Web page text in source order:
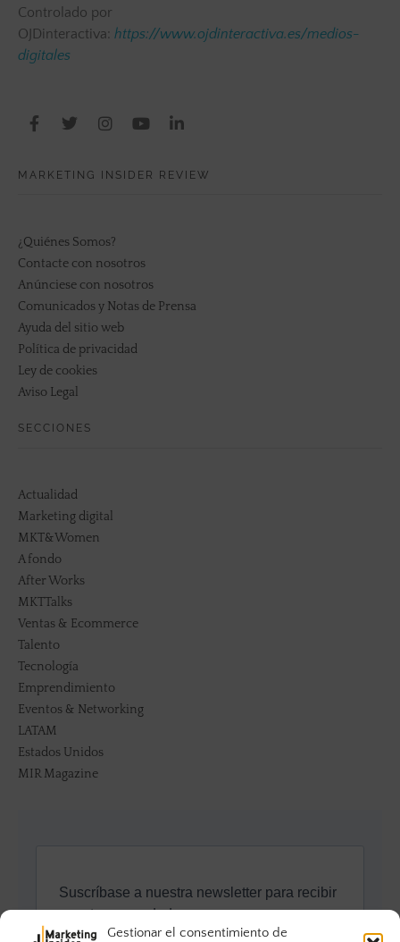
Gestionar el consentimiento de
Controlado por
OJDinteractiva: https://www.ojdinteractiva.es/medios-
digitales
MARKETING INSIDER REVIEW
¿Quiénes Somos?
Contacte con nosotros
Anúnciese con nosotros
Comunicados y Notas de Prensa
Ayuda del sitio web
Política de privacidad
Ley de cookies
Aviso Legal
SECCIONES
Actualidad
Marketing digital
MKT&Women
A fondo
After Works
MKTTalks
Ventas & Ecommerce
Talento
Tecnología
Emprendimiento
Eventos & Networking
LATAM
Estados Unidos
MIR Magazine